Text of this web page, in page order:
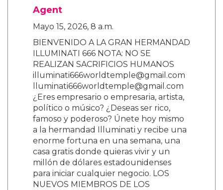
Agent
Mayo 15, 2026, 8 a.m.
BIENVENIDO A LA GRAN HERMANDAD
ILLUMINATI 666 NOTA: NO SE
REALIZAN SACRIFICIOS HUMANOS
illuminati666worldtemple@gmail.com
lluminati666worldtemple@gmail.com
¿Eres empresario o empresaria, artista,
político o músico? ¿Deseas ser rico,
famoso y poderoso? Únete hoy mismo
a la hermandad Illuminati y recibe una
enorme fortuna en una semana, una
casa gratis donde quieras vivir y un
millón de dólares estadounidenses
para iniciar cualquier negocio. LOS
NUEVOS MIEMBROS DE LOS